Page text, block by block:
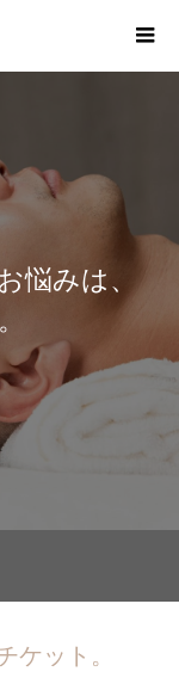
悩みは、
ケット。